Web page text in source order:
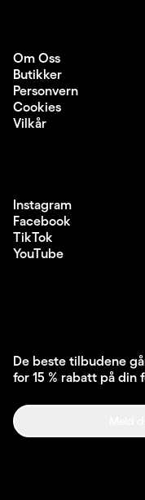
Om Oss
Butikker
Personvern
Cookies
Vilkår
Instagram
Facebook
TikTok
YouTube
De beste tilbudene
for 15 % rabatt på din